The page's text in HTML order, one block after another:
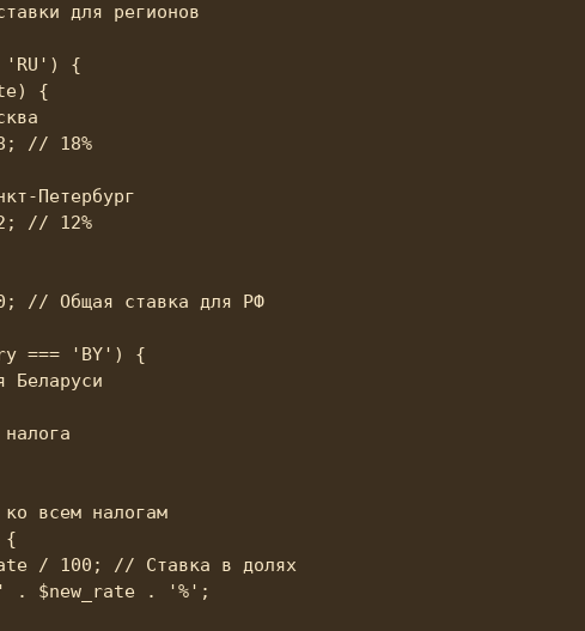
для регионов
'RU') {
{
// 18%
Петербург
// 12%
// Общая ставка для РФ
=== 'BY') {
Беларуси
налога
всем налогам
{
/ 100; // Ставка в долях
. $new_rate . '%';